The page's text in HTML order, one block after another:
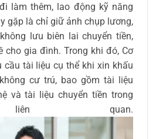
làm thêm, lao động kỹ năng
gặp là chỉ giữ ảnh chụp lương,
lưu biên lai chuyển tiền,
cho gia đình. Trong khi đó, Cơ
cầu tài liệu cụ thể khi xin khấu
cư trú, bao gồm tài liệu
và tài liệu chuyển tiền trong
quan.